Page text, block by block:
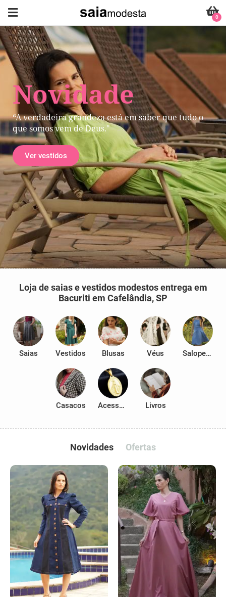
Novidade
“A verdadeira grandeza está em saber que tudo o
que somos vem de Deus."
Ver vestidos
0
Loja de saias e vestidos modestos entrega em
Bacuriti em Cafelândia, SP
Saias Vestidos Blusas Véus Salopetes
Casacos Acessórios Livros
Novidades Ofertas